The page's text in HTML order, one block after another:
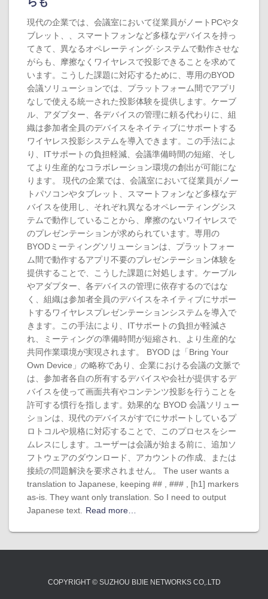
現代の企業では、会議室において従業員がノートPCやタ
ブレット、、スマートフォンなど多様なデバイスを持っ
てきて、異なるオペレーティング·システムで動作させな
がらも、摩擦なくワイヤレスで投影できることを求めて
います。こうした課題に対応するために、専用のBYOD
会議ソリューションでは、プラットフォーム間でアプリ
なしで使える統一された投影体験を提供します。ケーブ
ル、アダプター、各デバイスの管理に頼る代わりに、組
織は参加者全員のデバイスをネイティブにサポートする
ワイヤレス投影システムを導入できます。この手法によ
り、ITサポートの負担軽減、会議準備時間の短縮、そし
てより生産的なコラボレーション環境の創出が可能にな
ります。 現代の企業では、会議室において従業員がノー
トパソコンやタブレット、スマートフォンなど多様なデ
バイスを使用し、それぞれ異なるオペレーティングシス
テムで動作していることから、摩擦のないワイヤレスで
のプレゼンテーションが求められています。専用の
BYODミーティングソリューションは、プラットフォー
ム間で動作するアプリ不要のプレゼンテーション体験を
提供することで、こうした課題に対処します。ケーブル
やアダプター、各デバイスの管理に依存するのではな
く、組織は参加者全員のデバイスをネイティブにサポー
トするワイヤレスプレゼンテーションシステムを導入で
きます。この手法により、ITサポートの負担が軽減さ
れ、ミーティングの準備時間が短縮され、より生産的な
共同作業環境が実現されます。 BYOD は「Bring Your
Own Device」の略称であり、企業における会議の文脈で
は、参加者各自の所有するデバイスや会社が提供するデ
バイスを使って画面共有やコンテンツ投影を行うことを
許可する慣行を指します。効果的な BYOD 会議ソリュー
ションは、現代のデバイスがすでにサポートしているプ
ロトコルや規格に対応することで、このプロセスをシー
ムレスにします。ユーザーは会議が始まる前に、追加ソ
フトウェアのダウンロード、アカウントの作成、または
接続の問題解決を要求されません。 The user wants a
translation to Japanese, keeping ## , ### , [h1] markers
as-is. They want only translation. So I need to output
Japanese text.
Read more…
COPYRIGHT © SUZHOU BIJIE NETWORKS CO,.LTD